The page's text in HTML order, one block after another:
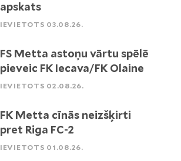
apskats
IEVIETOTS 03.08.26.
FS Metta astoņu vārtu spēlē
pieveic FK Iecava/FK Olaine
IEVIETOTS 02.08.26.
FK Metta cīnās neizšķirti
pret Riga FC-2
IEVIETOTS 01.08.26.